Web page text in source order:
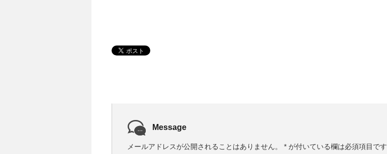
Message
メールアドレスが公開されることはありません。 * が付いている欄は必須項目です